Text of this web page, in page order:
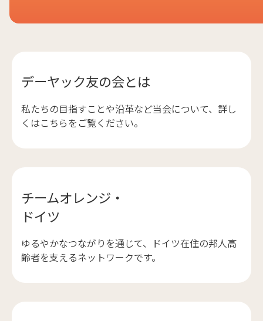
デーヤック友の会とは
私たちの目指すことや沿革など当会について、詳し
くはこちらをご覧ください。
チームオレンジ・
ドイツ
ゆるやかなつながりを通じて、ドイツ在住の邦人高
齢者を支えるネットワークです。